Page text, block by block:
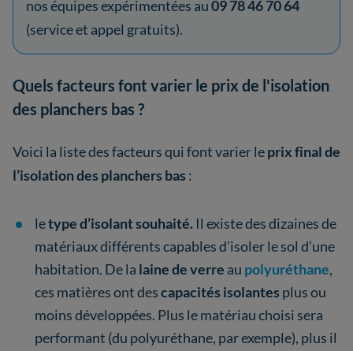
nos équipes expérimentées au09 78 46 70 64
(service et appel gratuits).
Quels facteurs font varier le prix de l'isolation
des planchers bas ?
Voici la liste des facteurs qui font varier leprix final de
l’isolation des planchers bas :
letype d’isolant souhaité. Il existe des dizaines de
matériaux différents capables d’isoler le sol d’une
habitation. De la laine de verre au polyuréthane,
ces matières ont descapacités isolantes plus ou
moins développées. Plus le matériau choisi sera
performant (du polyuréthane, par exemple), plus il